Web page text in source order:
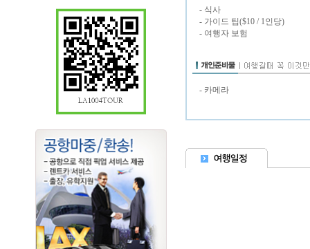
- 식사
- 가이드 팁($10 / 1인당)
- 여행자 보험
- 카메라